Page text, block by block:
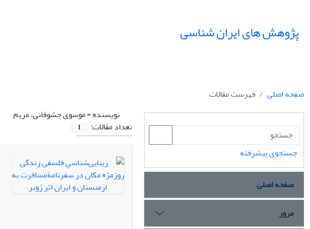
پژوهش های ایران شناسی
صفحه اصلی
فهرست مقالات
نویسنده =موسوی جشوقانی، مریم
تعداد مقالات:
1
جستجوی پیشرفته
صفحه اصلی
مرور